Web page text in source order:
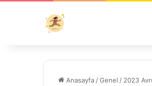
Anasayfa /Genel / 2023